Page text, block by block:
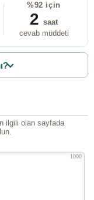
%92 için
2 saat
cevab müddeti
ilgili olan sayfada
1000